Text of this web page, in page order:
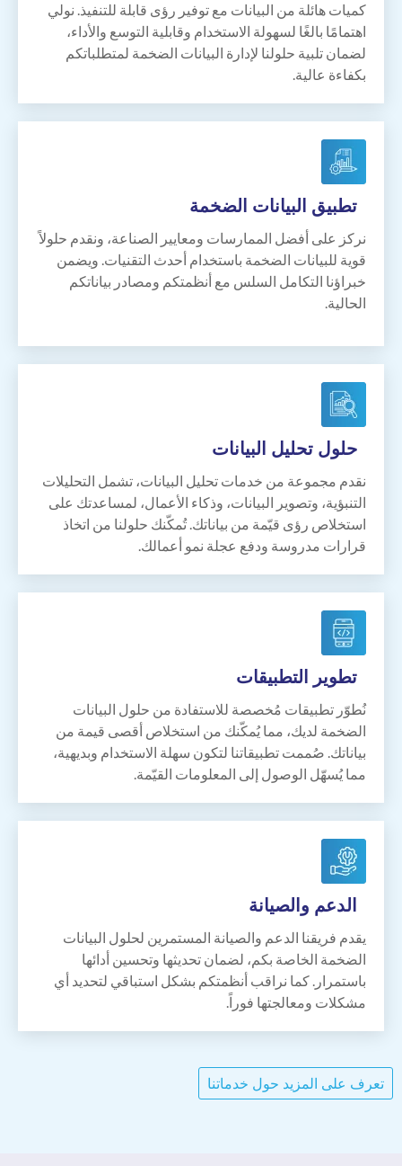
كميات هائلة من البيانات مع توفير رؤى قابلة للتنفيذ. نولي
اهتمامًا بالغًا لسهولة الاستخدام وقابلية التوسع والأداء،
لضمان تلبية حلولنا لإدارة البيانات الضخمة لمتطلباتكم
بكفاءة عالية.
تطبيق البيانات الضخمة
نركز على أفضل الممارسات ومعايير الصناعة، ونقدم حلولاً
قوية للبيانات الضخمة باستخدام أحدث التقنيات. ويضمن
خبراؤنا التكامل السلس مع أنظمتكم ومصادر بياناتكم
الحالية.
حلول تحليل البيانات
نقدم مجموعة من خدمات تحليل البيانات، تشمل التحليلات
التنبؤية، وتصوير البيانات، وذكاء الأعمال، لمساعدتك على
استخلاص رؤى قيّمة من بياناتك. تُمكّنك حلولنا من اتخاذ
قرارات مدروسة ودفع عجلة نمو أعمالك.
تطوير التطبيقات
نُطوّر تطبيقات مُخصصة للاستفادة من حلول البيانات
الضخمة لديك، مما يُمكّنك من استخلاص أقصى قيمة من
بياناتك. صُممت تطبيقاتنا لتكون سهلة الاستخدام وبديهية،
مما يُسهّل الوصول إلى المعلومات القيّمة.
الدعم والصيانة
يقدم فريقنا الدعم والصيانة المستمرين لحلول البيانات
الضخمة الخاصة بكم، لضمان تحديثها وتحسين أدائها
باستمرار. كما نراقب أنظمتكم بشكل استباقي لتحديد أي
مشكلات ومعالجتها فوراً.
تعرف على المزيد حول خدماتنا